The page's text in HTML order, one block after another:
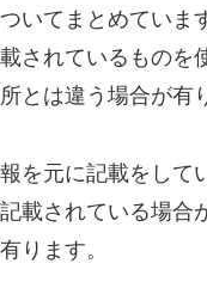
いてまとめていま
されているものを
とは違う場合が有
を元に記載をし
載されている場合
ります。